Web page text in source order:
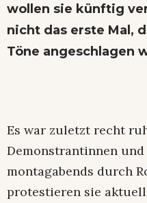
wollen sie künftig
nicht das erste Mal,
Töne angeschlagen
Es war zuletzt recht
Demonstrantinnen
montagabends durch
protestieren sie